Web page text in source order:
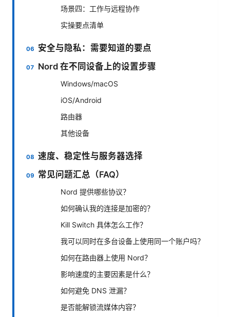
场景四：工作与远程协作
实操要点清单
安全与隐私：需要知道的要点
Nord 在不同设备上的设置步骤
Windows/macOS
iOS/Android
路由器
其他设备
速度、稳定性与服务器选择
常见问题汇总（FAQ）
Nord 提供哪些协议？
如何确认我的连接是加密的？
Kill Switch 具体怎么工作？
我可以同时在多台设备上使用同一个账户吗？
如何在路由器上使用 Nord？
影响速度的主要因素是什么？
如何避免 DNS 泄漏？
是否能解锁流媒体内容？